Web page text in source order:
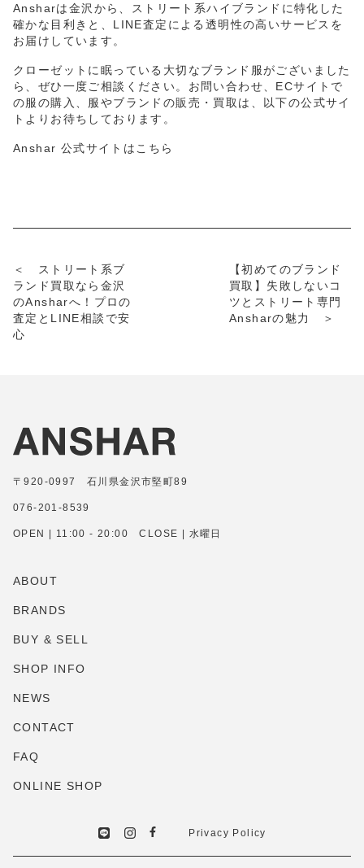
Ansharは金沢から、ストリート系ハイブランドに特化した
確かな目利きと、LINE査定による透明性の高いサービスを
お届けしています。
クローゼットに眠っている大切なブランド服がございました
ら、ぜひ一度ご相談ください。お問い合わせ、ECサイトで
の服の購入、服やブランドの販売・買取は、以下の公式サイ
トよりお待ちしております。
Anshar 公式サイトはこちら
＜ ストリート系ブ
ランド買取なら金沢
のAnsharへ！プロの
査定とLINE相談で安
心
【初めてのブランド
買取】失敗しないコ
ツとストリート専門
Ansharの魅力 ＞
〒920-0997 石川県金沢市堅町89
076-201-8539
OPEN | 11:00 - 20:00 CLOSE | 水曜日
ABOUT
BRANDS
BUY & SELL
SHOP INFO
NEWS
CONTACT
FAQ
ONLINE SHOP
Privacy Policy